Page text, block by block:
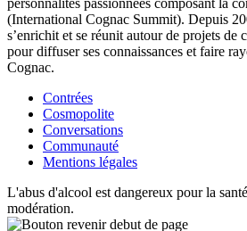
(International Cognac Summit). Depuis
s’enrichit et se réunit autour de projets de
pour diffuser ses connaissances et faire
Cognac.
Contrées
Cosmopolite
Conversations
Communauté
Mentions légales
L'abus d'alcool est dangereux pour la
modération.